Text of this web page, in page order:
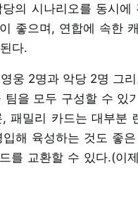
의 시나리오를 동시
좋으며, 연합에 속한
다.
웅 2명과 악당 2명 그
을 모두 구성할 수 있
패밀리 카드는 대부분
해 육성하는 것도 좋
를 교환할 수 있다.(이